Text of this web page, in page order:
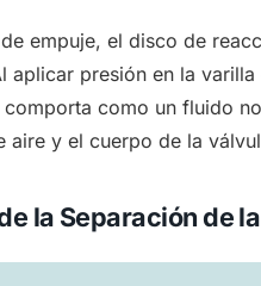
empuje, el disco de
aplicar presión en la
comporta como un fluido
aire y el cuerpo de la
la Separación de